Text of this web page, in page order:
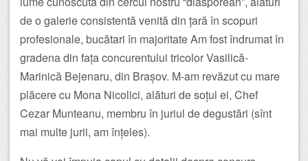
de o galerie consistentă venită din țară în scopuri
profesionale, bucătari în majoritate Am fost îndrumat în
gradena din fața concurentului tricolor Vasilică-
Marinică Bejenaru, din Brașov. M-am revăzut cu mare
plăcere cu Mona Nicolici, alături de soțul ei, Chef
Cezar Munteanu, membru în juriul de degustări (sînt
mai multe jurii, am înțeles).